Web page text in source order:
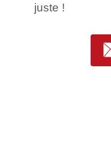
juste !